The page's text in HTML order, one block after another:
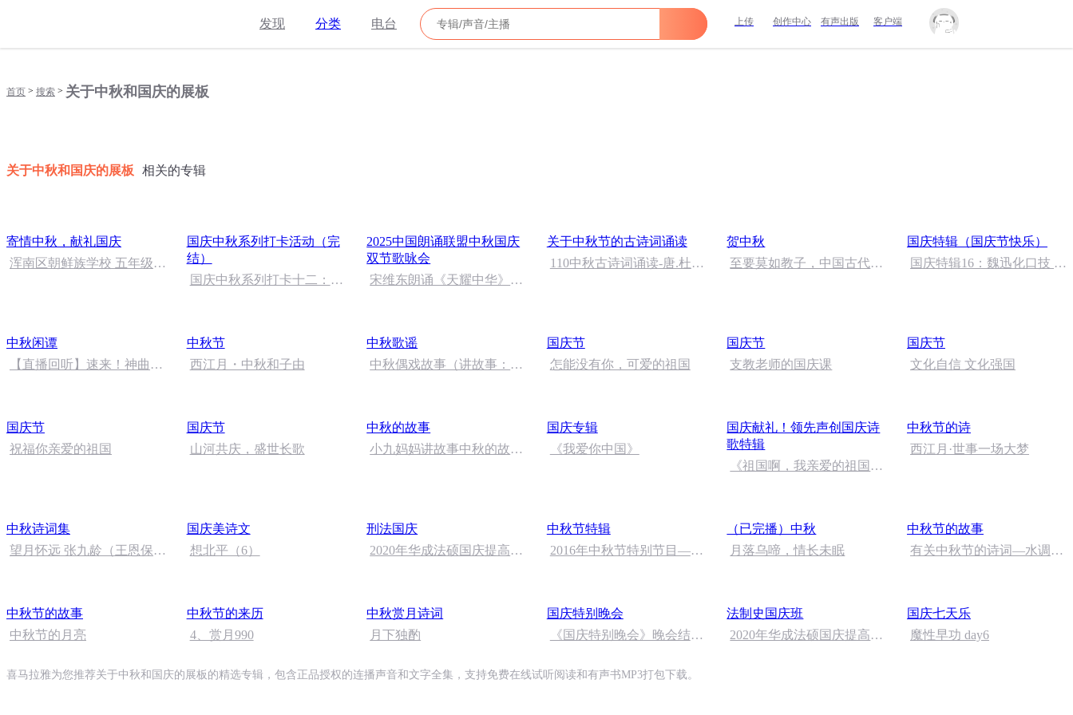
发现 分类 电台 上传 创作中心 有声出版 客户端
首页 > 搜索 > 关于中秋和国庆的展板
关于中秋和国庆的展板 相关的专辑
寄情中秋，献礼国庆
浑南区朝鲜族学校 五年级
国庆中秋系列打卡活动（完
结）
国庆中秋系列打卡十二：当
2025中国朗诵联盟中秋国庆
双节歌咏会
宋维东朗诵《天耀中华》作
关于中秋节的古诗词诵读
110中秋古诗词诵读-唐.杜
贺中秋
至要莫如教子，中国古代的
国庆特辑（国庆节快乐）
国庆特辑16：魏迅化口技 二
中秋闲谭
【直播回听】速来！神曲都
中秋节
西江月・中秋和子由
中秋歌谣
中秋偶戏故事（讲故事：郭
国庆节
怎能没有你，可爱的祖国
国庆节
支教老师的国庆课
国庆节
文化自信 文化强国
国庆节
祝福你亲爱的祖国
国庆节
山河共庆，盛世长歌
中秋的故事
小九妈妈讲故事中秋的故
国庆专辑
《我爱你中国》
国庆献礼！领先声创国庆诗
歌特辑
《祖国啊，我亲爱的祖国》
中秋节的诗
西江月·世事一场大梦
中秋诗词集
望月怀远 张九龄（王恩保吟
国庆美诗文
想北平（6）
刑法国庆
2020年华成法硕国庆提高班
中秋节特辑
2016年中秋节特别节目—夏
（已完播）中秋
月落乌啼，情长未眠
中秋节的故事
有关中秋节的诗词―水调歌
中秋节的故事
中秋节的月亮
中秋节的来历
4、赏月990
中秋赏月诗词
月下独酌
国庆特别晚会
《国庆特别晚会》晚会结尾
法制史国庆班
2020年华成法硕国庆提高班
国庆七天乐
魔性早功 day6
喜马拉雅为您推荐关于中秋和国庆的展板的精选专辑，包含正品授权的连播声音和文字全集，支持免费在线试听阅读和有声书MP3打包下载。